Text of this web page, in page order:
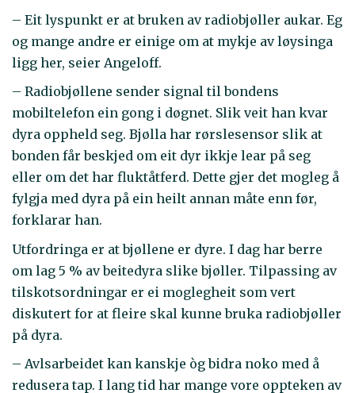
– Eit lyspunkt er at bruken av radiobjøller aukar. Eg
og mange andre er einige om at mykje av løysinga
ligg her, seier Angeloff.
– Radiobjøllene sender signal til bondens
mobiltelefon ein gong i døgnet. Slik veit han kvar
dyra oppheld seg. Bjølla har rørslesensor slik at
bonden får beskjed om eit dyr ikkje lear på seg
eller om det har fluktåtferd. Dette gjer det mogleg å
fylgja med dyra på ein heilt annan måte enn før,
forklarar han.
Utfordringa er at bjøllene er dyre. I dag har berre
om lag 5 % av beitedyra slike bjøller. Tilpassing av
tilskotsordningar er ei moglegheit som vert
diskutert for at fleire skal kunne bruka radiobjøller
på dyra.
– Avlsarbeidet kan kanskje òg bidra noko med å
redusera tap. I lang tid har mange vore oppteken av